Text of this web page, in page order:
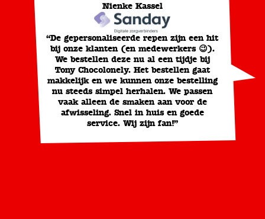
Nienke Kassel
“De gepersonaliseerde repen zijn een hit
bij onze klanten (en medewerkers 😉).
We bestellen deze nu al een tijdje bij
Tony Chocolonely. Het bestellen gaat
makkelijk en we kunnen onze bestelling
nu steeds simpel herhalen. We passen
vaak alleen de smaken aan voor de
afwisseling. Snel in huis en goede
service. Wij zijn fan!”